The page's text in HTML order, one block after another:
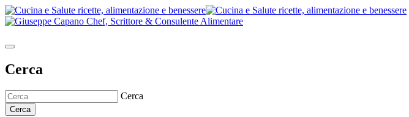
Cerca
Cerca
Cerca